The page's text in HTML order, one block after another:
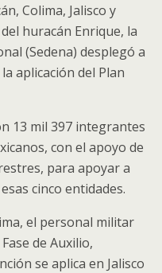
Colima, Jalisco y
huracán Enrique, la
(Sedena) desplegó a
aplicación del Plan
13 mil 397 integrantes
con el apoyo de
para apoyar a
cinco entidades.
el personal militar
de Auxilio,
se aplica en Jalisco